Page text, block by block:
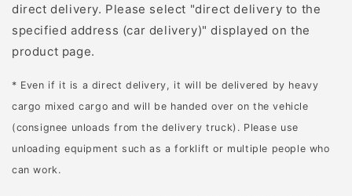
direct delivery. Please select "direct delivery to the
specified address (car delivery)" displayed on the
product page.
* Even if it is a direct delivery, it will be delivered by heavy
cargo mixed cargo and will be handed over on the vehicle
(consignee unloads from the delivery truck). Please use
unloading equipment such as a forklift or multiple people who
can work.